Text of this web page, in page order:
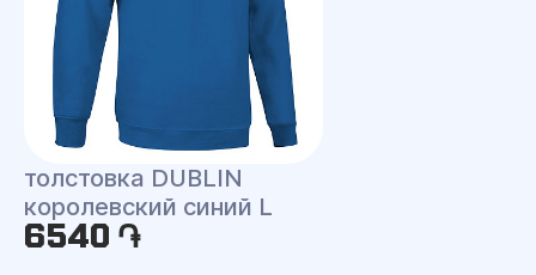
толстовка DUBLIN
королевский синий L
6540 ֏